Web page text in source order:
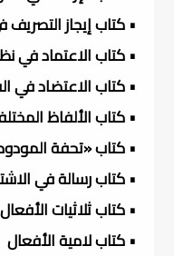
• كتاب إيجاز
• كتاب الاعتماد في
• كتاب الاعتضاد في
• كتاب الألفاظ
• كتاب «تحفة
• كتاب رسالة في
• كتاب ثلاثيات الأفعال
• كتاب لامية الأفعال